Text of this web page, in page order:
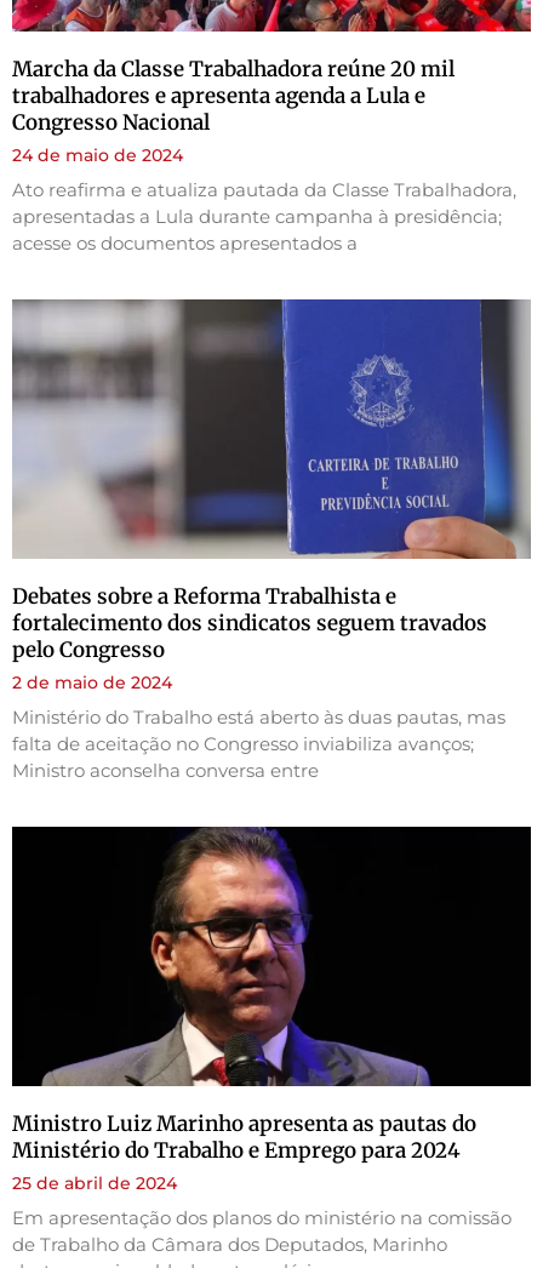
Marcha da Classe Trabalhadora reúne 20 mil
trabalhadores e apresenta agenda a Lula e
Congresso Nacional
24 de maio de 2024
Ato reafirma e atualiza pautada da Classe Trabalhadora,
apresentadas a Lula durante campanha à presidência;
acesse os documentos apresentados a
Debates sobre a Reforma Trabalhista e
fortalecimento dos sindicatos seguem travados
pelo Congresso
2 de maio de 2024
Ministério do Trabalho está aberto às duas pautas, mas
falta de aceitação no Congresso inviabiliza avanços;
Ministro aconselha conversa entre
Ministro Luiz Marinho apresenta as pautas do
Ministério do Trabalho e Emprego para 2024
25 de abril de 2024
Em apresentação dos planos do ministério na comissão
de Trabalho da Câmara dos Deputados, Marinho